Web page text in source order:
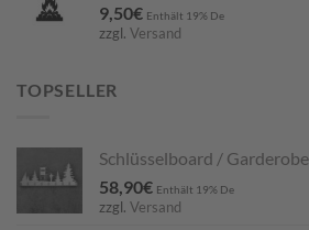
9,50€ Enthält 19% De
zzgl. Versand
TOPSELLER
Schlüsselboard /
58,90€ Enthält 19% De
zzgl. Versand